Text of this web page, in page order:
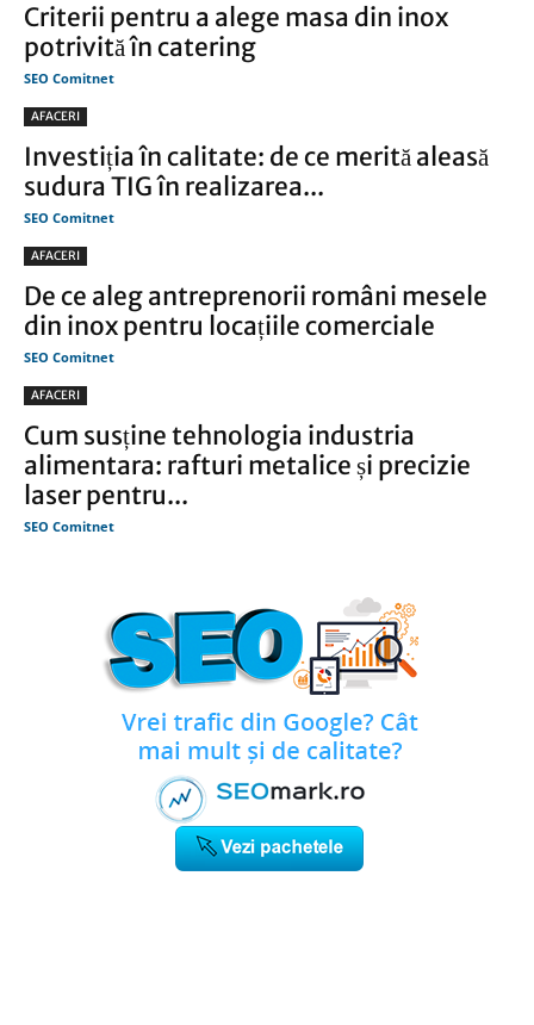
Criterii pentru a alege masa din inox
potrivită în catering
SEO Comitnet
AFACERI
Investiția în calitate: de ce merită aleasă
sudura TIG în realizarea...
SEO Comitnet
AFACERI
De ce aleg antreprenorii români mesele
din inox pentru locațiile comerciale
SEO Comitnet
AFACERI
Cum susține tehnologia industria
alimentara: rafturi metalice și precizie
laser pentru...
SEO Comitnet